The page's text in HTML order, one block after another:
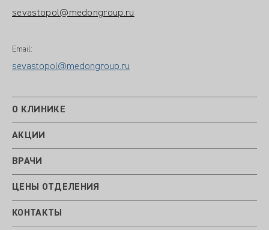
sevastopol@medongroup.ru
Email:
sevastopol@medongroup.ru
О КЛИНИКЕ
АКЦИИ
ВРАЧИ
ЦЕНЫ ОТДЕЛЕНИЯ
КОНТАКТЫ